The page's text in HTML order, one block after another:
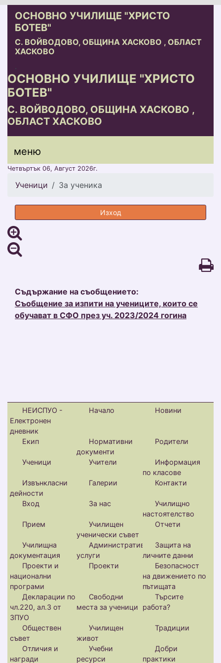
ОСНОВНО УЧИЛИЩЕ "ХРИСТО
БОТЕВ"
С. ВОЙВОДОВО, ОБЩИНА ХАСКОВО , ОБЛАСТ
ХАСКОВО
.
ОСНОВНО УЧИЛИЩЕ "ХРИСТО
БОТЕВ"
С. ВОЙВОДОВО, ОБЩИНА ХАСКОВО ,
ОБЛАСТ ХАСКОВО
меню горно
меню
меню
Четвъртък 06, Август 2026г.
Ученици За ученика
Изход
Съдържание на съобщението:
Съобщение за изпити на учениците, които се
обучават в СФО през уч. 2023/2024 гогина
НЕИСПУО -
Електронен
дневник
Начало Новини
Екип
Нормативни
документи
Родители
Ученици Учители
Информация
по класове
Извънкласни
дейности
Галерии Контакти
Вход За нас
Училищно
настоятелство
Прием
Училищен
ученически съвет
Отчети
Училищна
документация
Административни
услуги
Защита на
личните данни
Проекти и
национални
програми
Проекти
Безопасност
на движението по
пътищата
Декларации по
чл.220, ал.3 от
ЗПУО
Свободни
места за ученици
Търсите
работа?
Обществен
съвет
Училищен
живот
Традиции
Отличия и
награди
Учебни
ресурси
Добри
практики